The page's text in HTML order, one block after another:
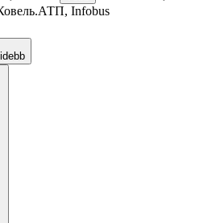
Infobus
© CARTO , ©OpenStreetMap